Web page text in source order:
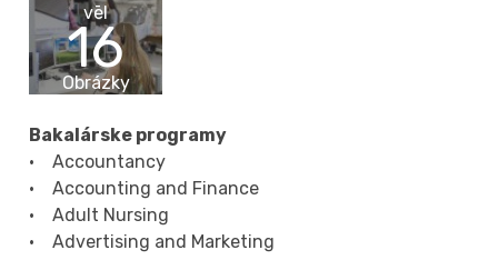
vēl
16
Obrázky
Bakalárske programy
• Accountancy
• Accounting and Finance
• Adult Nursing
• Advertising and Marketing